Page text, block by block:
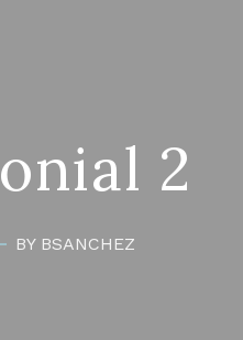
2
BY BSANCHEZ